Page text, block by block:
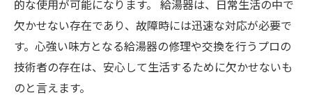
的な使用が可能になります。 給湯器は、日常生活の中で
欠かせない存在であり、故障時には迅速な対応が必要で
す。心強い味方となる給湯器の修理や交換を行うプロの
技術者の存在は、安心して生活するために欠かせないも
のと言えます。